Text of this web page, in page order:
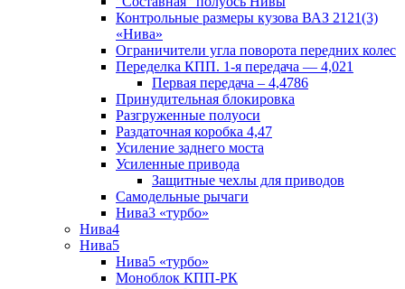
Контрольные размеры кузова ВАЗ 2121(3)
«Нива»
Ограничители угла поворота передних колес
Переделка КПП. 1-я передача — 4,021
Первая передача – 4,4786
Принудительная блокировка
Разгруженные полуоси
Раздаточная коробка 4,47
Усиление заднего моста
Усиленные привода
Защитные чехлы для приводов
Самодельные рычаги
Нива3 «турбо»
Нива4
Нива5
Нива5 «турбо»
Моноблок КПП-РК